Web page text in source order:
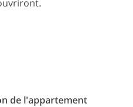
de l'appartement